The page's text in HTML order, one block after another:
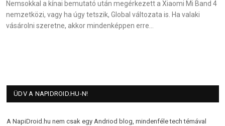
Nemsokkal a kínai bemutató után megérkezett a Xiaomi Mi Band 4
nemzetközi, vagy ha úgy tetszik, Global változata is. Ha valaki
vásárolni szeretne, akkor mindenképpen erre…
ÜDV A NAPIDROID.HU-N!
A NapiDroid.hu nem csak egy Andriod blog, mindenféle tech témával